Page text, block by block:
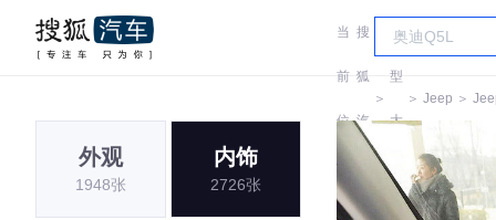
当
前
位
置:
搜
狐
汽
车
＞
车
型
大
＞ Jeep ＞
外观
1948张
内饰
2726张